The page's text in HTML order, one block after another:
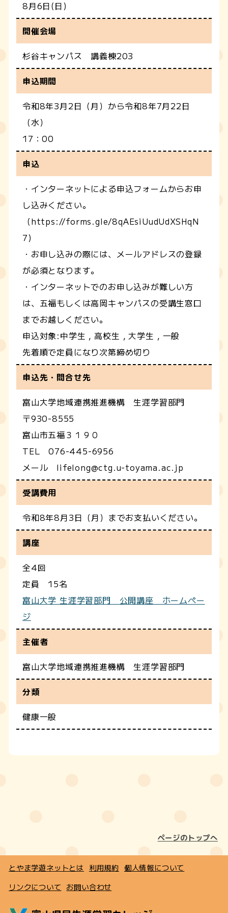
8月6日(日)
開催会場
杉谷キャンパス 講義棟203
申込期間
令和8年3月2日（月）から令和8年7月22日
（水）
17：00
申込
・インターネットによる申込フォームからお申
し込みください。
（https://forms.gle/8qAEsiUudUdXSHqN
7)
・お申し込みの際には、メールアドレスの登録
が必須となります。
・インターネットでのお申し込みが難しい方
は、五福もしくは高岡キャンパスの受講生窓口
までお越しください。
申込対象:中学生，高校生，大学生，一般
先着順で定員になり次第締め切り
申込先・問合せ先
富山大学地域連携推進機構 生涯学習部門
〒930-8555
富山市五福３１９０
TEL 076-445-6956
メール lifelong@ctg.u-toyama.ac.jp
受講費用
令和8年8月3日（月）までお支払いください。
講座
全4回
定員 15名
富山大学 生涯学習部門 公開講座 ホームペー
ジ
主催者
富山大学地域連携推進機構 生涯学習部門
分類
健康一般
ページのトップへ
とやま学遊ネットとは 利用規約 個人情報について
リンクについて お問い合わせ